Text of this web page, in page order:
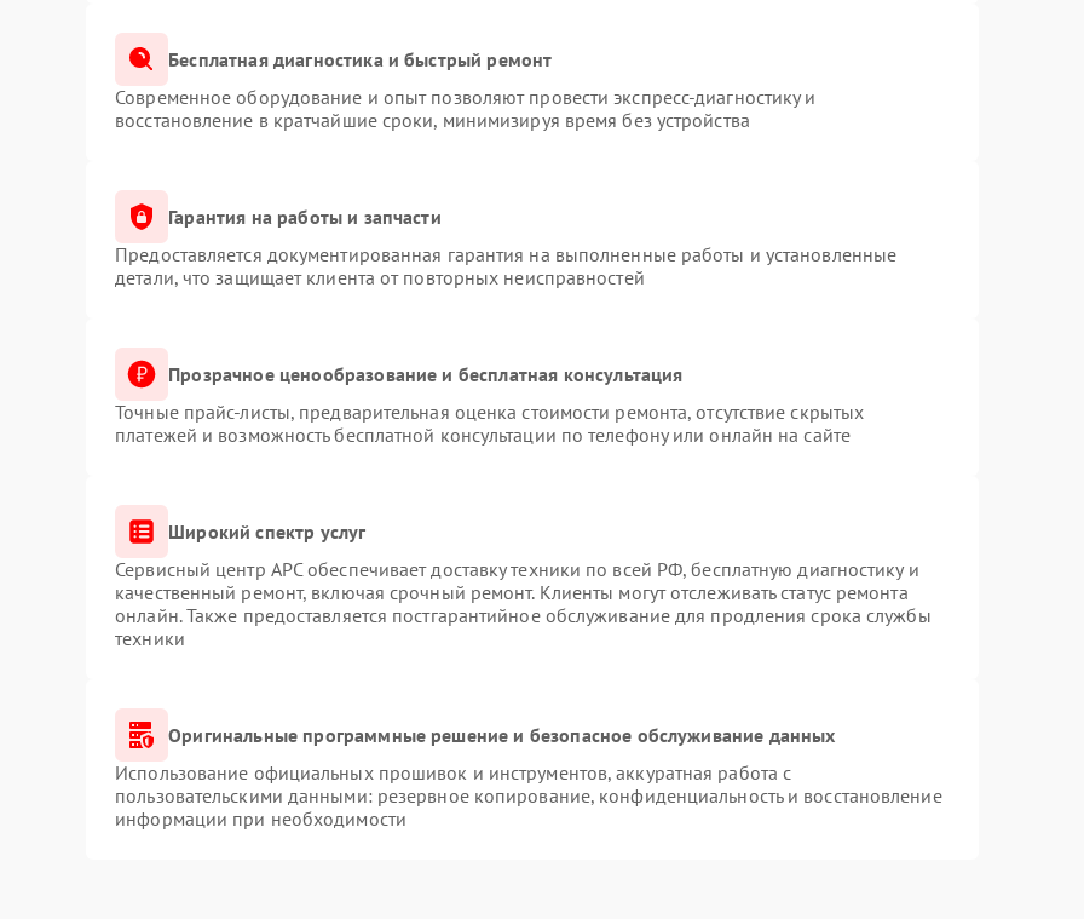
Бесплатная диагностика и быстрый ремонт
Современное оборудование и опыт позволяют провести экспресс-диагностику и
восстановление в кратчайшие сроки, минимизируя время без устройства
Гарантия на работы и запчасти
Предоставляется документированная гарантия на выполненные работы и установленные
детали, что защищает клиента от повторных неисправностей
Прозрачное ценообразование и бесплатная консультация
Точные прайс-листы, предварительная оценка стоимости ремонта, отсутствие скрытых
платежей и возможность бесплатной консультации по телефону или онлайн на сайте
Широкий спектр услуг
Сервисный центр APC обеспечивает доставку техники по всей РФ, бесплатную диагностику и
качественный ремонт, включая срочный ремонт. Клиенты могут отслеживать статус ремонта
онлайн. Также предоставляется постгарантийное обслуживание для продления срока службы
техники
Оригинальные программные решение и безопасное обслуживание данных
Использование официальных прошивок и инструментов, аккуратная работа с
пользовательскими данными: резервное копирование, конфиденциальность и восстановление
информации при необходимости